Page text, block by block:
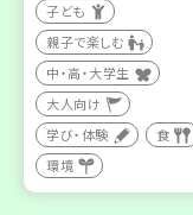
子ども
親子で楽しむ
中・高・大学生
大人向け
学び・体験
食
環境